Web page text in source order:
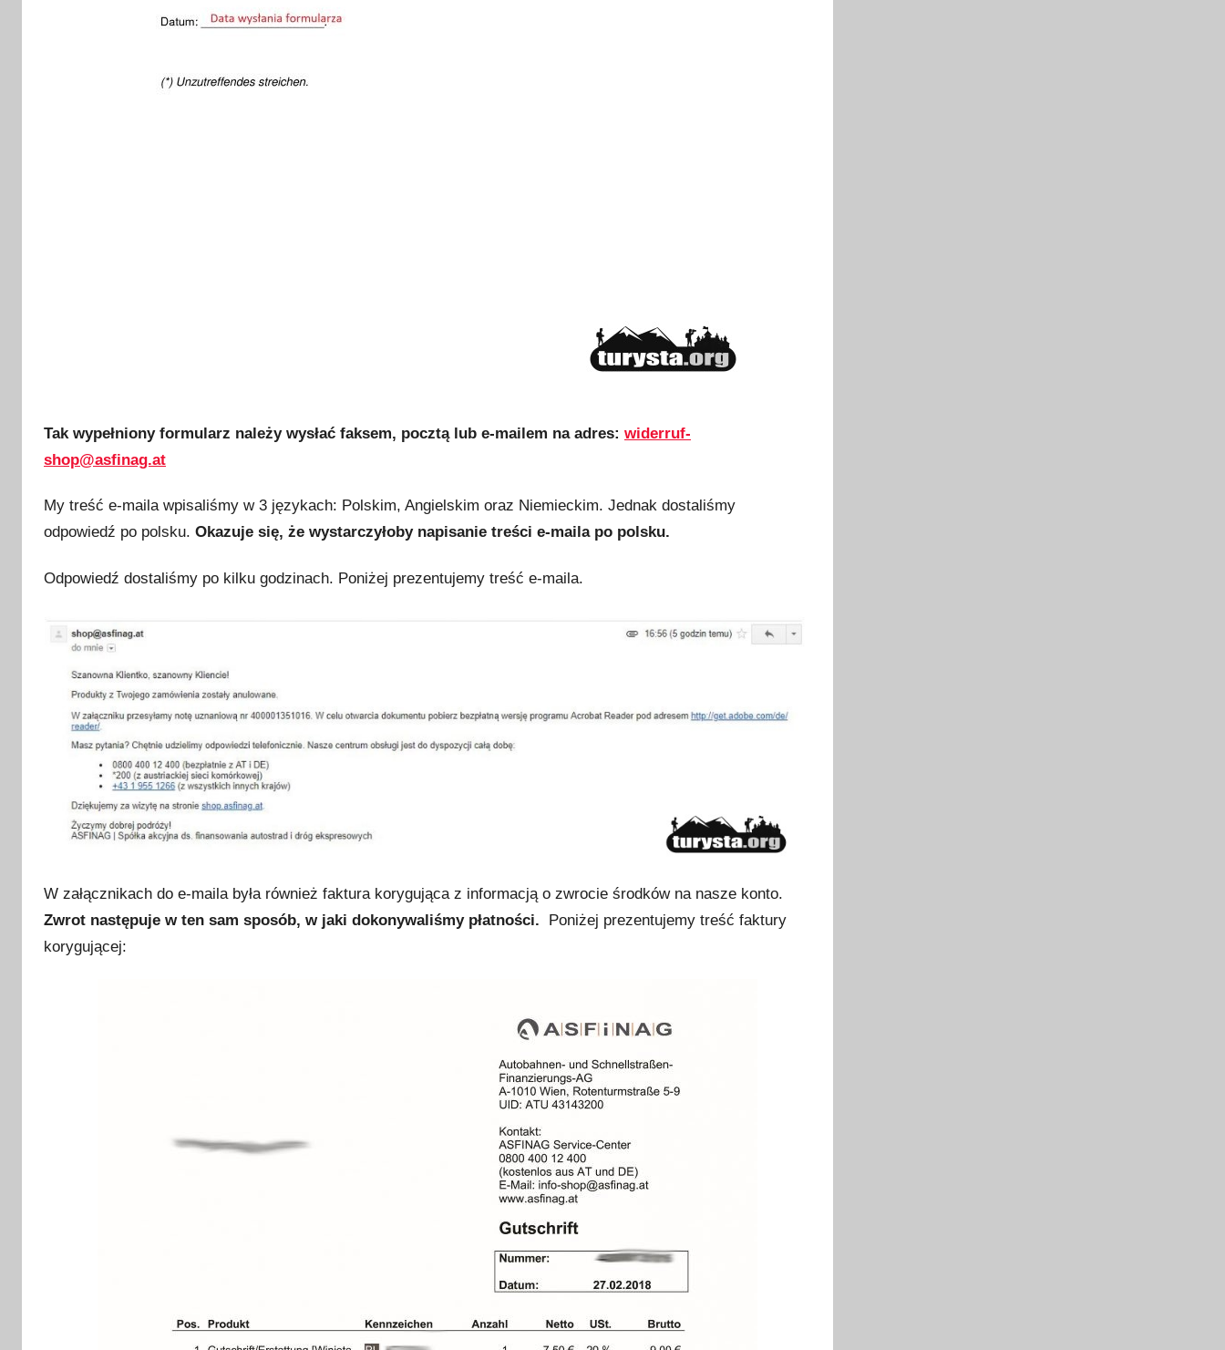
Tak wypełniony formularz należy wysłać faksem, pocztą lub e-mailem na adres: widerruf-
shop@asfinag.at
My treść e-maila wpisaliśmy w 3 językach: Polskim, Angielskim oraz Niemieckim. Jednak dostaliśmy
odpowiedź po polsku. Okazuje się, że wystarczyłoby napisanie treści e-maila po polsku.
Odpowiedź dostaliśmy po kilku godzinach. Poniżej prezentujemy treść e-maila.
W załącznikach do e-maila była również faktura korygująca z informacją o zwrocie środków na nasze konto.
Zwrot następuje w ten sam sposób, w jaki dokonywaliśmy płatności. Poniżej prezentujemy treść faktury
korygującej: